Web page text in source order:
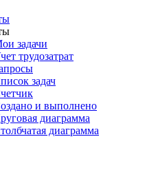
задачи
трудозатрат
задач
и выполнено
диаграмма
диаграмма